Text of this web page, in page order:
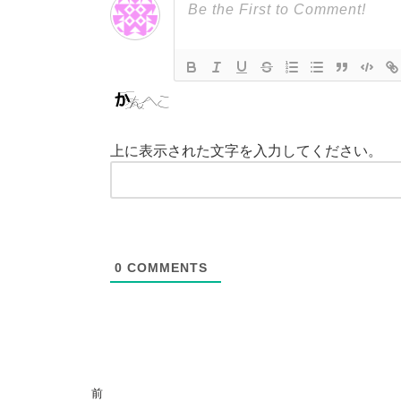
上に表示された文字を入力してください。
0 COMMENTS
前